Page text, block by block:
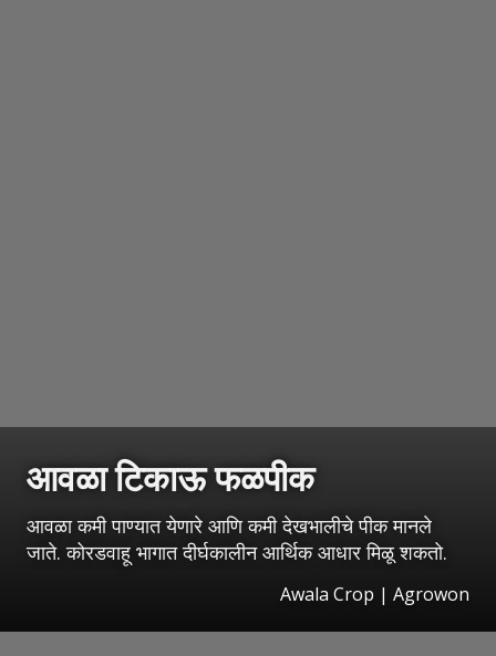
आवळा टिकाऊ फळपीक
आवळा कमी पाण्यात येणारे आणि कमी देखभालीचे पीक मानले
जाते. कोरडवाहू भागात दीर्घकालीन आर्थिक आधार मिळू शकतो.
Awala Crop | Agrowon